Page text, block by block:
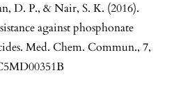
D. P., & Nair, S. K. (2016).
against phosphonate
Med. Chem. Commun., 7,